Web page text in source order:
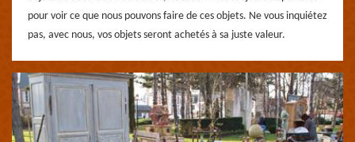
pour voir ce que nous pouvons faire de ces objets. Ne vous inquiétez
pas, avec nous, vos objets seront achetés à sa juste valeur.